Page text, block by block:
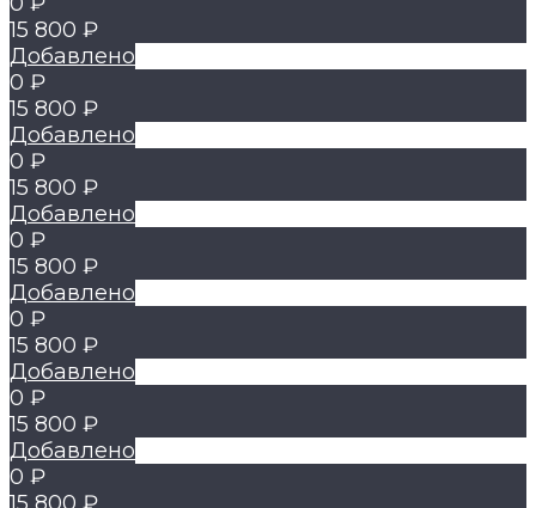
15 800 ₽
Добавлено
0 ₽
15 800 ₽
Добавлено
0 ₽
15 800 ₽
Добавлено
0 ₽
15 800 ₽
Добавлено
0 ₽
15 800 ₽
Добавлено
0 ₽
15 800 ₽
Добавлено
0 ₽